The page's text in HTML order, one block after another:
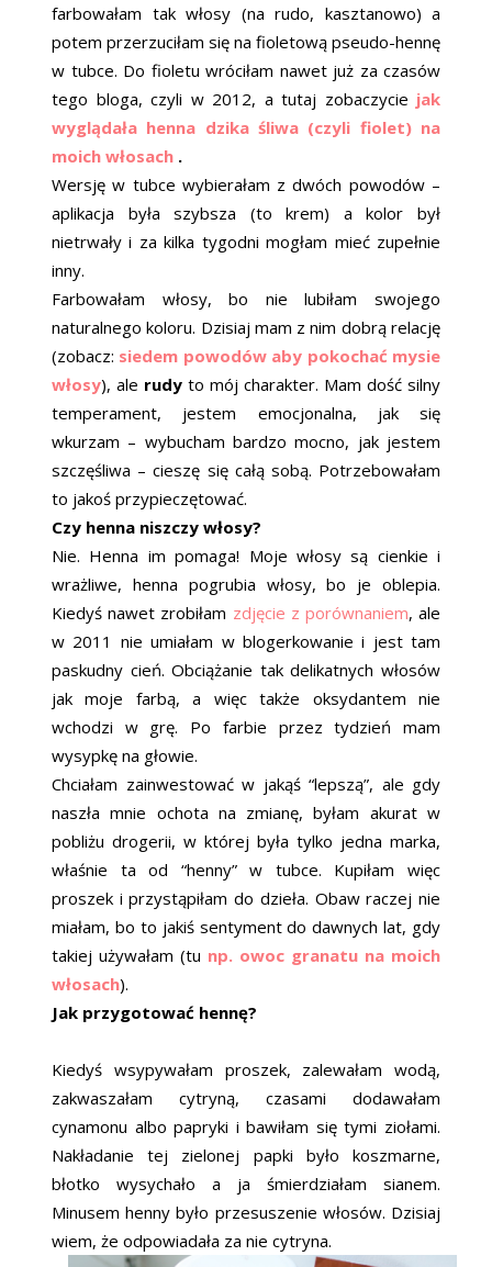
farbowałam tak włosy (na rudo, kasztanowo) a
potem przerzuciłam się na fioletową pseudo-hennę
w tubce. Do fioletu wróciłam nawet już za czasów
tego bloga, czyli w 2012, a tutaj zobaczycie jak
wyglądała henna dzika śliwa (czyli fiolet) na
moich włosach .
Wersję w tubce wybierałam z dwóch powodów –
aplikacja była szybsza (to krem) a kolor był
nietrwały i za kilka tygodni mogłam mieć zupełnie
inny.
Farbowałam włosy, bo nie lubiłam swojego
naturalnego koloru. Dzisiaj mam z nim dobrą relację
(zobacz: siedem powodów aby pokochać mysie
włosy), ale rudy to mój charakter. Mam dość silny
temperament, jestem emocjonalna, jak się
wkurzam – wybucham bardzo mocno, jak jestem
szczęśliwa – cieszę się całą sobą. Potrzebowałam
to jakoś przypieczętować.
Czy henna niszczy włosy?
Nie. Henna im pomaga! Moje włosy są cienkie i
wrażliwe, henna pogrubia włosy, bo je oblepia.
Kiedyś nawet zrobiłam zdjęcie z porównaniem, ale
w 2011 nie umiałam w blogerkowanie i jest tam
paskudny cień. Obciążanie tak delikatnych włosów
jak moje farbą, a więc także oksydantem nie
wchodzi w grę. Po farbie przez tydzień mam
wysypkę na głowie.
Chciałam zainwestować w jakąś “lepszą”, ale gdy
naszła mnie ochota na zmianę, byłam akurat w
pobliżu drogerii, w której była tylko jedna marka,
właśnie ta od “henny” w tubce. Kupiłam więc
proszek i przystąpiłam do dzieła. Obaw raczej nie
miałam, bo to jakiś sentyment do dawnych lat, gdy
takiej używałam (tu np. owoc granatu na moich
włosach).
Jak przygotować hennę?
Kiedyś wsypywałam proszek, zalewałam wodą,
zakwaszałam cytryną, czasami dodawałam
cynamonu albo papryki i bawiłam się tymi ziołami.
Nakładanie tej zielonej papki było koszmarne,
błotko wysychało a ja śmierdziałam sianem.
Minusem henny było przesuszenie włosów. Dzisiaj
wiem, że odpowiadała za nie cytryna.